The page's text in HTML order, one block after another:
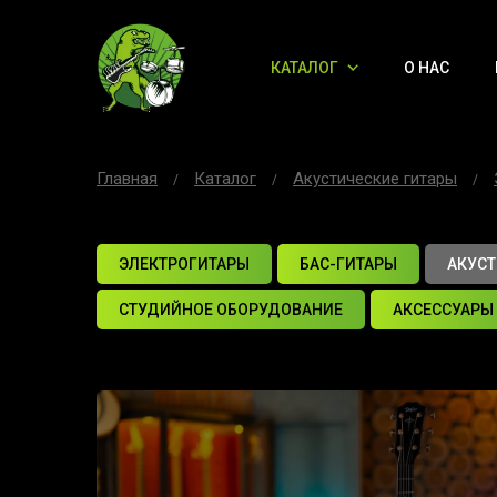
КАТАЛОГ О НАС
Главная Каталог Акустические гитары
ЭЛЕКТРОГИТАРЫ БАС-ГИТАРЫ
СТУДИЙНОЕ ОБОРУДОВАНИЕ АКСЕССУАРЫ